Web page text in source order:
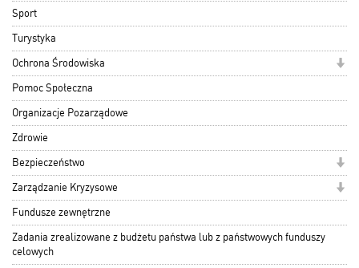
Sport
Turystyka
Ochrona Środowiska
Pomoc Społeczna
Organizacje Pozarządowe
Zdrowie
Bezpieczeństwo
Zarządzanie Kryzysowe
Fundusze zewnętrzne
Zadania zrealizowane z budżetu państwa lub z państwowych funduszy
celowych